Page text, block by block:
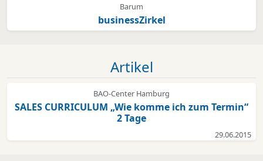
Barum
businessZirkel
Artikel
BAO-Center Hamburg
SALES CURRICULUM „Wie komme ich zum Termin“
2 Tage
29.06.2015